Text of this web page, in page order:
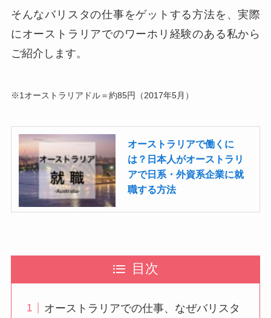
そんなバリスタの仕事をゲットする方法を、実際
にオーストラリアでのワーホリ経験のある私から
ご紹介します。
※1オーストラリアドル＝約85円（2017年5月）
オーストラリアで働くに
は？日本人がオーストラリ
アで日系・外資系企業に就
職する方法
目次
オーストラリアでの仕事、なぜバリスタ